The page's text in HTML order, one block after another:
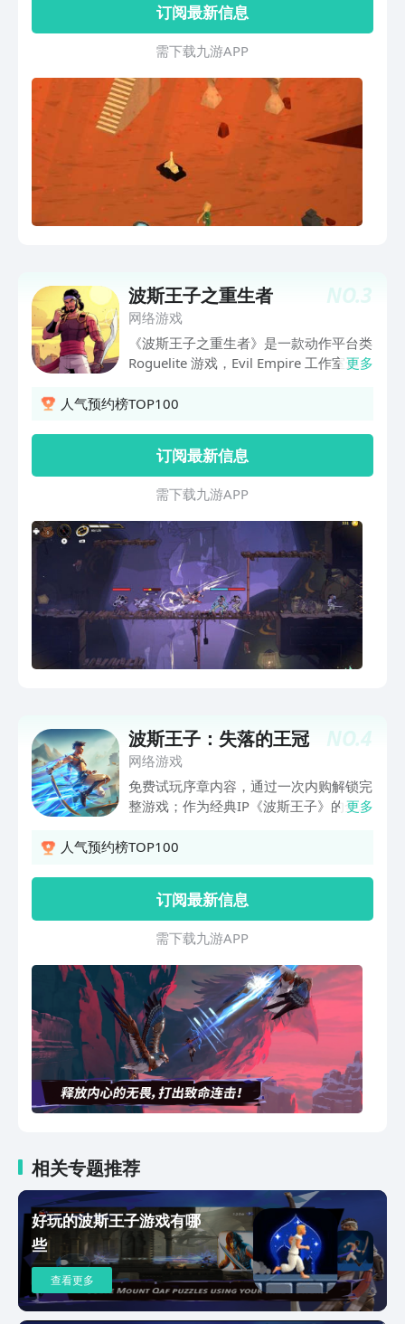
订阅最新信息
需 下 载 九 游 A P P
NO.3
波斯王子之重生者
网络游戏
《波斯王子之重生者》是一款动作平台类
Roguelite 游戏，Evil Empire 工作室选用
作与特技战斗，打造精彩、快节奏且乐此
后内容。
更多
人气预约榜TOP100
订阅最新信息
需 下 载 九 游 A P P
NO.4
波斯王子：失落的王冠
网络游戏
免费试玩序章内容，通过一次内购解锁完
整游戏；作为经典IP《波斯王子》的全新
都营救王子、破解诅咒，并可享受触控按
【免费试玩，限时优惠内购解锁完整游
戏】立即免费下载，试玩序章内容，通过
一次应用内购解锁完整冒险。——【经典
IP出击：展开史诗级的冒险之旅】你将扮
演年轻英雄萨尔贡，与不死战士并肩深入
神之古都——戛弗山。拯救王子、破解诅
咒，在崩坏的秩序里把世界拉回正轨。
——【爽快动作：连招、招架、反击一气
呵成】利用时之力，以及战斗和平台穿梭
技巧，发动致命组合连击。打败各式各样
的敌人，向神话中的 boss 们发起挑战。
奇色彩的各处地点。探索各类设计精巧的
埋伏其中的危机。——【移动端专属打
磨：好上手，也能很硬核】- 外接控制器
支持- 原生触控操作与界面，按键位置/大
小/形状/透明度均可自定义- 丰富的辅助
选项：自动药水、自动招架、平台动作辅
助、方向指示器、攀墙保持等- 各项难易
更多
人气预约榜TOP100
订阅最新信息
需 下 载 九 游 A P P
相关专题推荐
好玩的波斯王子游戏有哪
些
查看更多